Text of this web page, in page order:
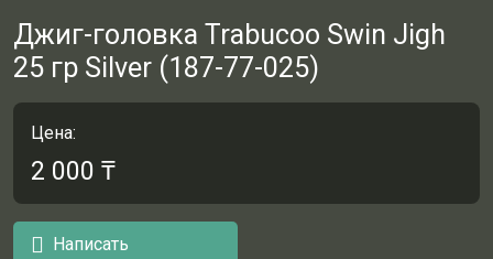
Джиг-головка Trabucoo Swin Jigh
25 гр Silver (187-77-025)
Цена:
2 000 ₸
Написать